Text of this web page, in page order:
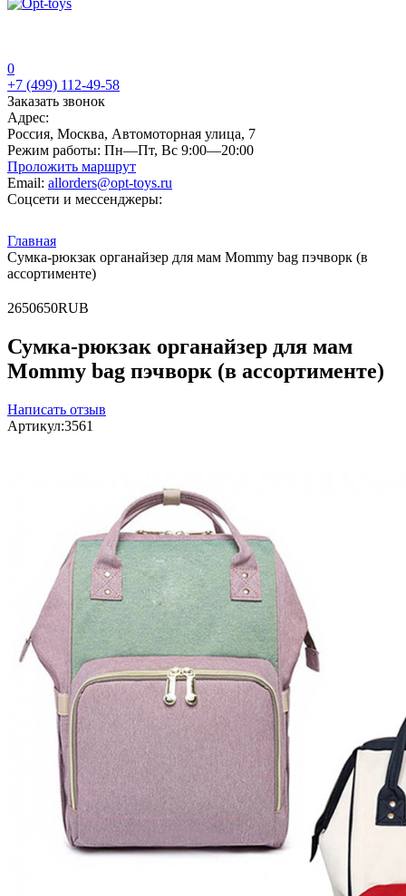
0
+7 (499) 112-49-58
Заказать звонок
Адрес:
Россия, Москва, Автомоторная улица, 7
Режим работы: Пн—Пт, Вс 9:00—20:00
Проложить маршрут
Email: allorders@opt-toys.ru
Соцсети и мессенджеры:
Главная
Сумка-рюкзак органайзер для мам Mommy bag пэчворк (в
ассортименте)
2650650RUB
Сумка-рюкзак органайзер для мам
Mommy bag пэчворк (в ассортименте)
Написать отзыв
Артикул:3561